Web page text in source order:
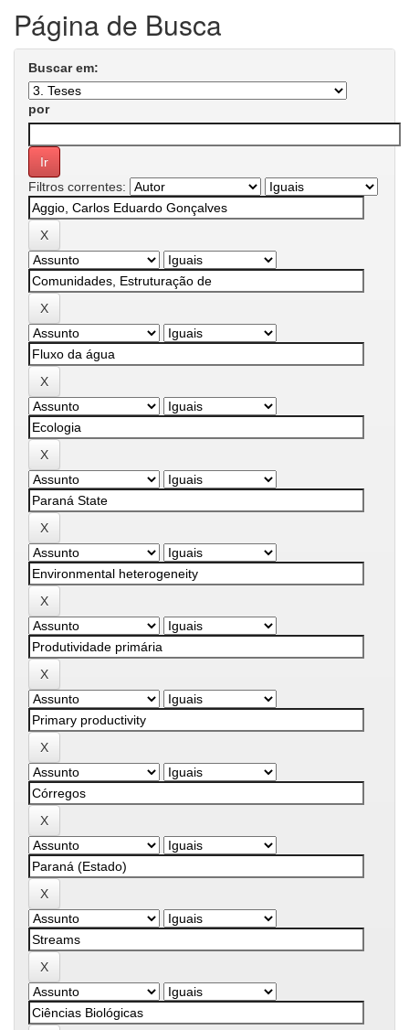
Página de Busca
Buscar em:
por
Filtros correntes: